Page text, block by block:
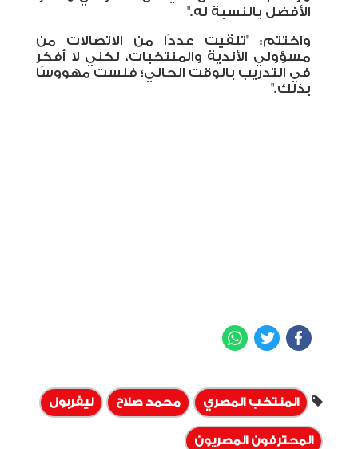
الأفضل بالنسبة له."
واختتم: "تلقيت عددًا من الاتصالات من
مسؤولي الأندية والمنتخبات، لكني لا أفكر
في التدريب بالوقت الحالي؛ فلست مهووسًا
بذلك."
Facebook
Twitter
المنتخب المصري محمد صلاح ليفربول
المحترفون المصريون